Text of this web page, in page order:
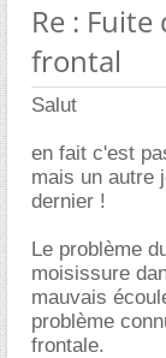
Re :
frontal
Salut
en fait c'est
mais un autre
dernier !
Le problème
moisissure
mauvais
problème
frontale.